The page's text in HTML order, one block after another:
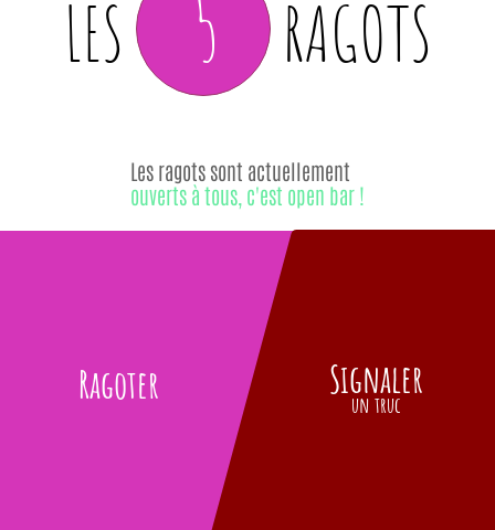
LES 5 RAGOTS
Ragoter
Les ragots sont actuellement
ouverts à tous, c'est open bar !
Signaler
un truc